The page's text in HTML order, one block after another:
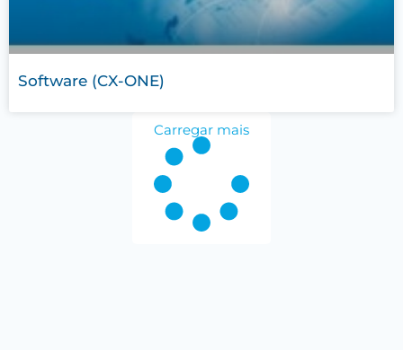
Software (CX-ONE)
Carregar mais